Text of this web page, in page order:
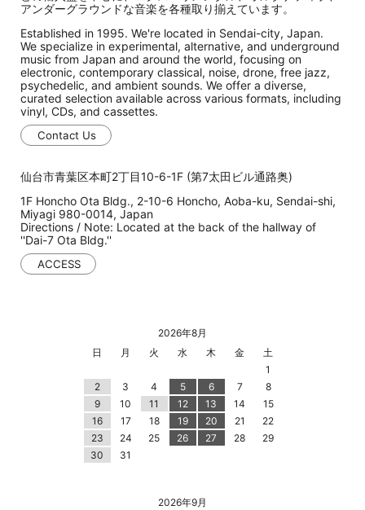
アンダーグラウンドな音楽を各種取り揃えています。
Established in 1995. We're located in Sendai-city, Japan.
We specialize in experimental, alternative, and underground
music from Japan and around the world, focusing on
electronic, contemporary classical, noise, drone, free jazz,
psychedelic, and ambient sounds. We offer a diverse,
curated selection available across various formats, including
vinyl, CDs, and cassettes.
Contact Us
仙台市青葉区本町2丁目10-6-1F (第7太田ビル通路奥)
1F Honcho Ota Bldg., 2-10-6 Honcho, Aoba-ku, Sendai-shi,
Miyagi 980-0014, Japan
Directions / Note: Located at the back of the hallway of
''Dai-7 Ota Bldg.''
ACCESS
2026年8月
日
月 火 水 木 金
土
1
2
3 4 5 6 7
8
9
10 11 12 13 14
15
16
17 18 19 20 21
22
23
24 25 26 27 28
29
30
31
2026年9月